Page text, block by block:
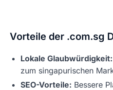
Vorteile der .com.sg
Lokale Glaubwürdigkeit:
zum singapurischen
SEO-Vorteile: Bessere